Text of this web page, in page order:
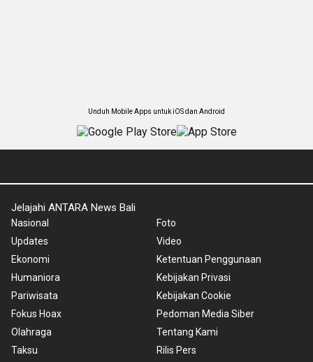
Unduh Mobile Apps untuk iOS dan Android
Jelajahi ANTARA News Bali
Nasional
Updates
Ekonomi
Humaniora
Pariwisata
Fokus Hoax
Olahraga
Taksu
Foto
Video
Ketentuan Penggunaan
Kebijakan Privasi
Kebijakan Cookie
Pedoman Media Siber
Tentang Kami
Rilis Pers